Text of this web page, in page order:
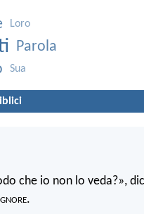
Loro
Parola
Sua
che io non lo veda?»,
.